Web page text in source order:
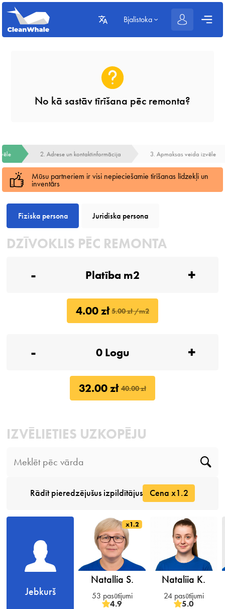
Bjalistoka
No kā sastāv tīrīšana pēc remonta?
2. Adrese un kontaktinformācija 3. Apmaksas veida izvēle
Mūsu partneriem ir visi nepieciešamie tīrīšanas līdzekļi un
inventārs
Fiziska persona Juridiska persona
DZĪVOKLIS PĒC REMONTA
- +
4.00 zł 5.00 zł /m2
- +
32.00 zł 40.00 zł
IZVĒLIETIES UZKOPĒJU
Rādīt pieredzējušus izpildītājus Cena x1.2
Jebkurš
x1.2
Natallia S.
53 pasūtījumi
4.9
Nataliia K.
24 pasūtījumi
5.0